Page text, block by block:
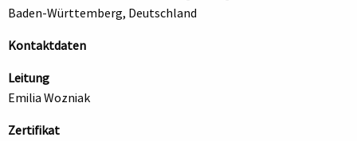
Baden-Württemberg, Deutschland
Kontaktdaten
Leitung
Emilia Wozniak
Zertifikat